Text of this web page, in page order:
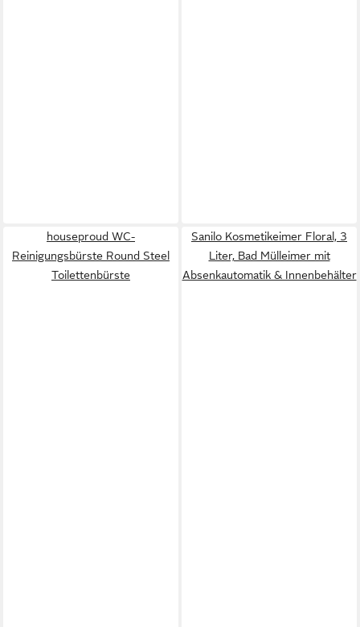
houseproud WC-
Reinigungsbürste Round Steel
Toilettenbürste
Sanilo Kosmetikeimer Floral, 3
Liter, Bad Mülleimer mit
Absenkautomatik & Innenbehälter